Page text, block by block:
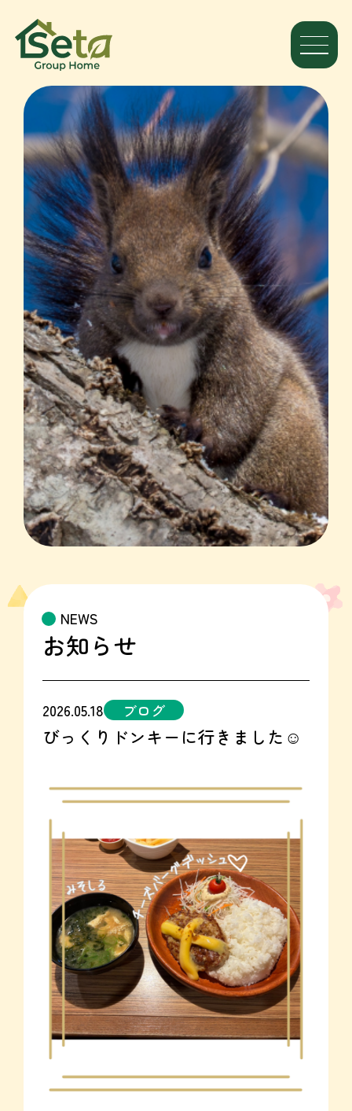
NEWS
お知らせ
2026.05.18 ブログ
びっくりドンキーに行きました☺